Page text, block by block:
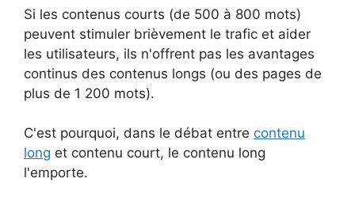
Si les contenus courts (de 500 à 800 mots)
peuvent stimuler brièvement le trafic et aider
les utilisateurs, ils n'offrent pas les avantages
continus des contenus longs (ou des pages de
plus de 1 200 mots).
C'est pourquoi, dans le débat entre contenu
long et contenu court, le contenu long
l'emporte.